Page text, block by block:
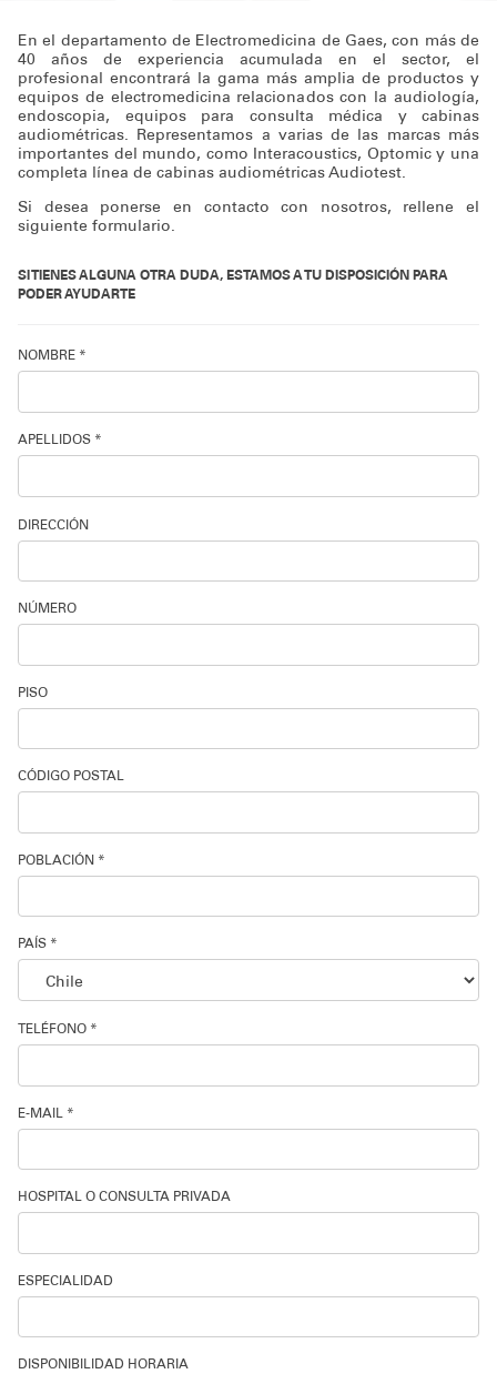
Soporte técnico
En el departamento de Electromedicina de Gaes, con más de
40 años de experiencia acumulada en el sector, el
profesional encontrará la gama más amplia de productos y
equipos de electromedicina relacionados con la audiología,
endoscopia, equipos para consulta médica y cabinas
audiométricas. Representamos a varias de las marcas más
importantes del mundo, como Interacoustics, Optomic y una
completa línea de cabinas audiométricas Audiotest.
Si desea ponerse en contacto con nosotros, rellene el
siguiente formulario.
SI TIENES ALGUNA OTRA DUDA, ESTAMOS A TU DISPOSICIÓN PARA
PODER AYUDARTE
NOMBRE *
APELLIDOS *
DIRECCIÓN
NÚMERO
PISO
CÓDIGO POSTAL
POBLACIÓN *
PAÍS *
TELÉFONO *
E-MAIL *
HOSPITAL O CONSULTA PRIVADA
ESPECIALIDAD
DISPONIBILIDAD HORARIA